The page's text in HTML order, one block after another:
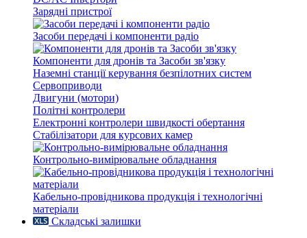
Зарядні пристрої
Засоби передачі і компоненти радіо
Компоненти для дронів та Засоби зв'язку
Наземні станції керування безпілотних систем
Сервоприводи
Двигуни (мотори)
Політні контролери
Електронні контролери швидкості обертання
Стабілізатори для курсових камер
Контрольно-вимірювальне обладнання
Кабельно-провідникова продукція і технологічні
матеріали
Складські залишки